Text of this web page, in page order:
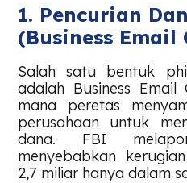
1. Pencurian
(Business Email
Salah satu bentuk
adalah Business Email
mana peretas
perusahaan untuk
dana. FBI
menyebabkan
2,7 miliar hanya dalam